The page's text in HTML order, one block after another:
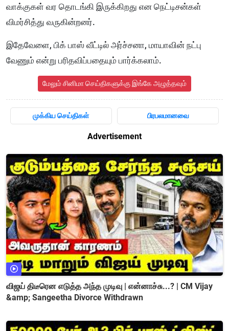
வாக்குகள் வர தொடங்கி இருக்கிறது என நெட்டிசன்கள்
விமர்சித்து வருகின்றனர்.
இதேவேளை, பிக் பாஸ் வீட்டில் அர்ச்சனா, மாயாவின் நட்பு
வேணும் என்று பரிதவிப்பதையும் பார்க்கலாம்.
மேலும் சினிமா செய்திகளுக்கு இங்கே அழுத்தவும்
முக்கிய செய்திகள் பிரபலமானவை
Advertisement
விஜய் திடீரென எடுத்த அந்த முடிவு | என்னாச்சு...? | CM Vijay
&amp; Sangeetha Divorce Withdrawn